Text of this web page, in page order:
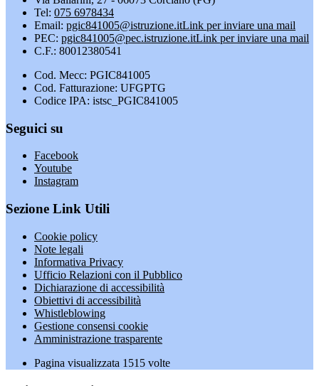
Tel: 075 6978434
Email: pgic841005@istruzione.itLink per inviare una mail
PEC: pgic841005@pec.istruzione.itLink per inviare una mail
C.F.: 80012380541
Cod. Mecc: PGIC841005
Cod. Fatturazione: UFGPTG
Codice IPA: istsc_PGIC841005
Seguici su
Facebook
Youtube
Instagram
Sezione Link Utili
Cookie policy
Note legali
Informativa Privacy
Ufficio Relazioni con il Pubblico
Dichiarazione di accessibilità
Obiettivi di accessibilità
Whistleblowing
Gestione consensi cookie
Amministrazione trasparente
Pagina visualizzata 1515 volte